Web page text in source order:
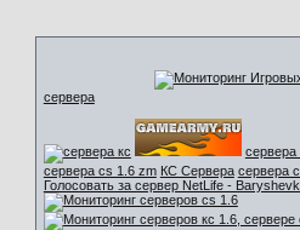
сервера
сервера cs 1.6 zm КС Сервера сервера
Голосовать за сервер NetLife -